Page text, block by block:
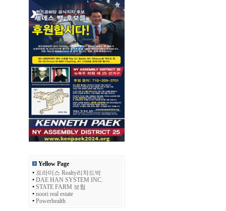
Yellow Page
• 프라미스 Realty리차드박
• DAE HAN SYSTEM INC.
• STATE FARM 보험
• noori real estate
• Powerhealth